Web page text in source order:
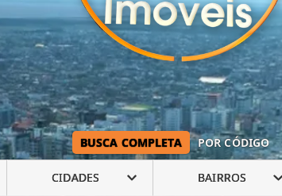
BUSCA COMPLETA POR CÓDIGO
CIDADES BAIRROS